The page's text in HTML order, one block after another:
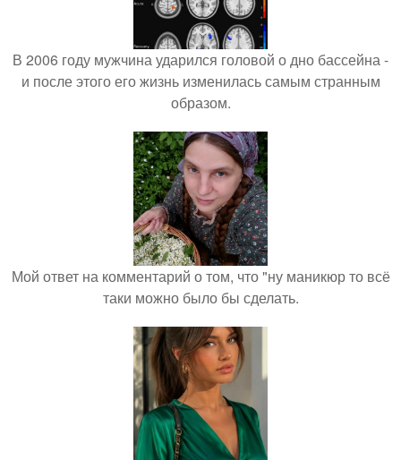
В 2006 году мужчина ударился головой о дно бассейна -
и после этого его жизнь изменилась самым странным
образом.
Мой ответ на комментарий о том, что "ну маникюр то всё
таки можно было бы сделать.